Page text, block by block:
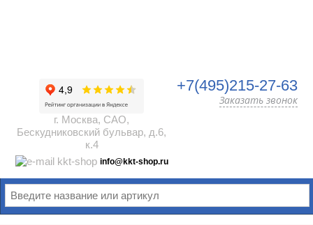
г. Москва, САО,
Бескудниковский бульвар, д.6,
к.4
info@kkt-shop.ru
+7(495)215-27-63
Заказать звонок